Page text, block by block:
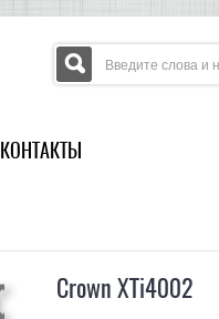
КОНТАКТЫ
Crown XTi4002